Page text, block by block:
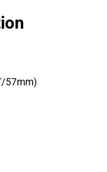
57mm)